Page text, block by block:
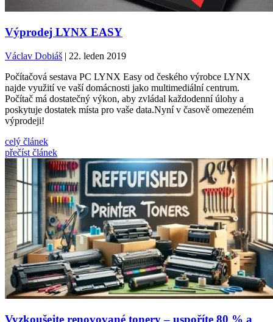
Výprodej LYNX EASY
Václav Dobiáš | 22. leden 2019
Počítačová sestava PC LYNX Easy od českého výrobce LYNX
najde využití ve vaší domácnosti jako multimediální centrum.
Počítač má dostatečný výkon, aby zvládal každodenní úlohy a
poskytuje dostatek místa pro vaše data.Nyní v časově omezeném
výprodeji!
celý článek
přečíst článek
Vyzkoušejte renovované tonery – uspoříte 80 % a